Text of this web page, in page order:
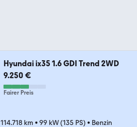
Hyundai ix35 1.6 GDI Trend 2WD
9.250 €
Fairer Preis
114.718 km • 99 kW (135 PS) • Benzin